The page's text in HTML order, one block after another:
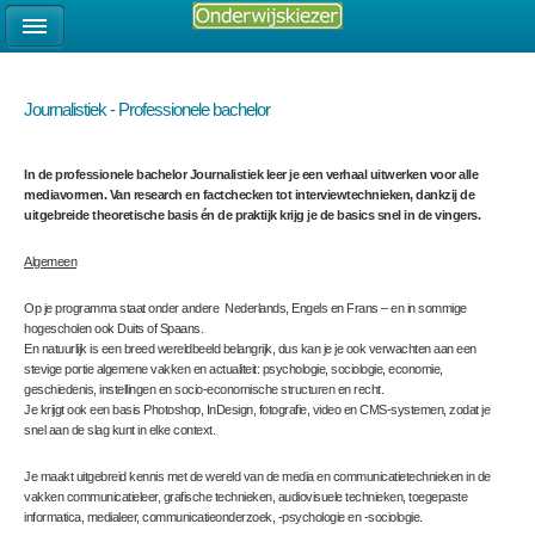
Journalistiek - Professionele bachelor
In de professionele bachelor Journalistiek leer je een verhaal uitwerken voor alle
mediavormen. Van research en factchecken tot interviewtechnieken, dankzij de
uitgebreide theoretische basis én de praktijk krijg je de basics snel in de vingers.
Algemeen
Op je programma staat onder andere Nederlands, Engels en Frans – en in sommige
hogescholen ook Duits of Spaans.
En natuurlijk is een breed wereldbeeld belangrijk, dus kan je je ook verwachten aan een
stevige portie algemene vakken en actualiteit: psychologie, sociologie, economie,
geschiedenis, instellingen en socio-economische structuren en recht.
Je krijgt ook een basis Photoshop, InDesign, fotografie, video en CMS-systemen, zodat je
snel aan de slag kunt in elke context.
Je maakt uitgebreid kennis met de wereld van de media en communicatietechnieken in de
vakken communicatieleer, grafische technieken, audiovisuele technieken, toegepaste
informatica, medialeer, communicatieonderzoek, -psychologie en -sociologie.